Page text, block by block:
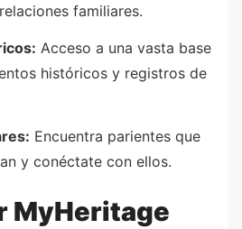
familiares.
Acceso a una vasta base
históricos y registros de
Encuentra parientes que
y conéctate con ellos.
MyHeritage